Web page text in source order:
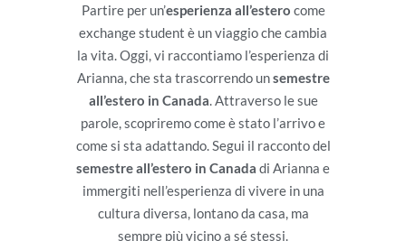
Partire per un’esperienza all’estero come
exchange student è un viaggio che cambia
la vita. Oggi, vi raccontiamo l’esperienza di
Arianna, che sta trascorrendo unsemestre
all’estero in Canada. Attraverso le sue
parole, scopriremo come è stato l’arrivo e
come si sta adattando. Segui il racconto del
semestre all’estero in Canada di Arianna e
immergiti nell’esperienza di vivere in una
cultura diversa, lontano da casa, ma
sempre più vicino a sé stessi.